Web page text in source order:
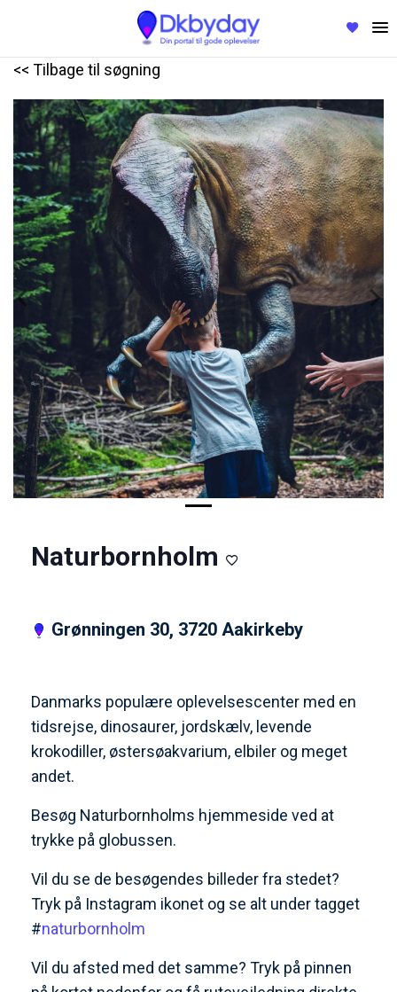
<< Tilbage til søgning
Previous
Naturbornholm
Grønningen 30, 3720 Aakirkeby
Danmarks populære oplevelsescenter med en
tidsrejse, dinosaurer, jordskælv, levende
krokodiller, østersøakvarium, elbiler og meget
andet.
Besøg Naturbornholms hjemmeside ved at
trykke på globussen.
Vil du se de besøgendes billeder fra stedet?
Tryk på Instagram ikonet og se alt under tagget
#naturbornholm
Vil du afsted med det samme? Tryk på pinnen